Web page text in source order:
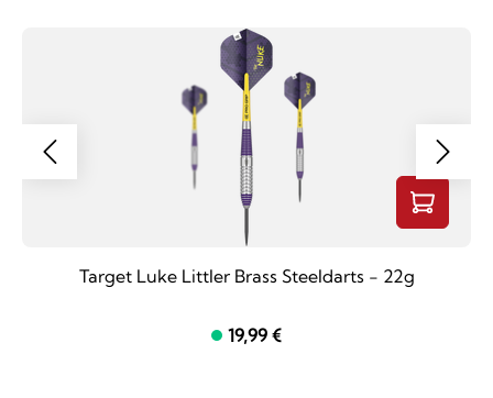
Target Luke Littler Brass Steeldarts - 22g
19,99 €